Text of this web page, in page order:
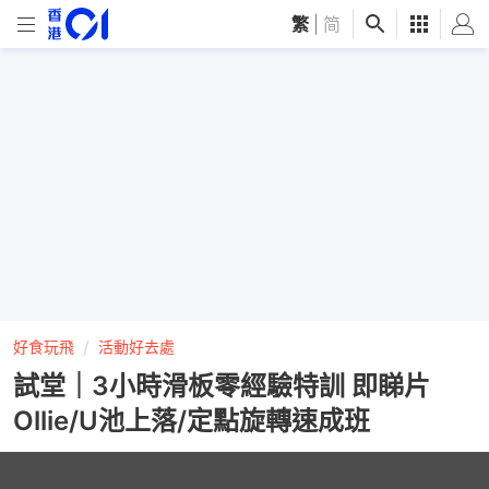
繁 简
好食玩飛 活動好去處
試堂｜3小時滑板零經驗特訓 即睇片
Ollie/U池上落/定點旋轉速成班